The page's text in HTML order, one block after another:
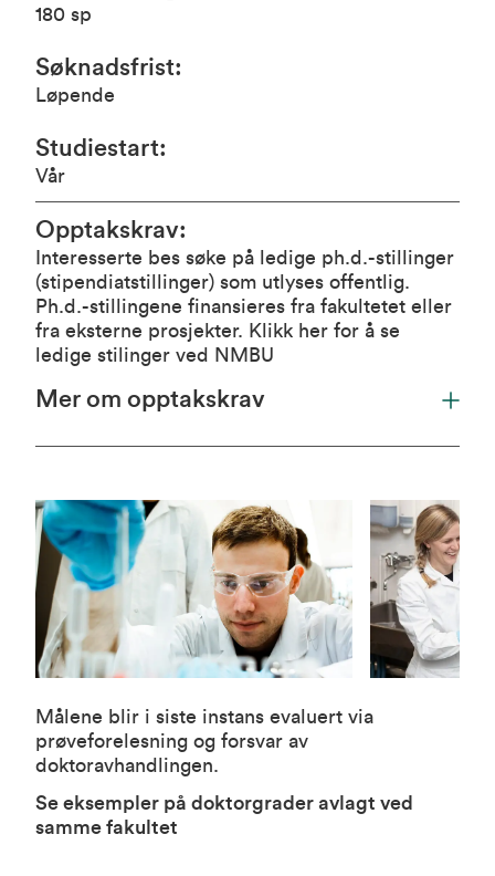
180 sp
Søknadsfrist:
Løpende
Studiestart:
Vår
Opptakskrav:
Interesserte bes søke på ledige ph.d.-stillinger
(stipendiatstillinger) som utlyses offentlig.
Ph.d.-stillingene finansieres fra fakultetet eller
fra eksterne prosjekter. Klikk her for å se
ledige stilinger ved NMBU
Mer om opptakskrav
Målene blir i siste instans evaluert via
prøveforelesning og forsvar av
doktoravhandlingen.
Se eksempler på doktorgrader avlagt ved
samme fakultet